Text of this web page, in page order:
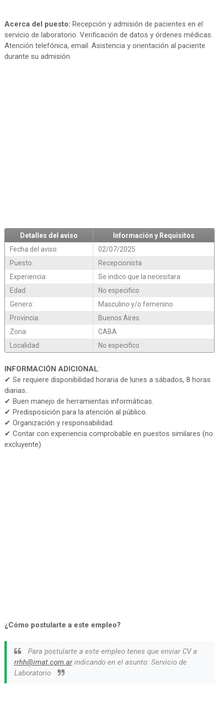
Acerca del puesto: Recepción y admisión de pacientes en el
servicio de laboratorio. Verificación de datos y órdenes médicas.
Atención telefónica, email. Asistencia y orientación al paciente
durante su admisión.
Detalles del aviso
Información y Requisitos
Fecha del aviso:
02/07/2025
Puesto:
Recepcionista
Experiencia:
Se indico que la necesitara
Edad:
No especifico
Genero:
Masculino y/o femenino
Provincia:
Buenos Aires
Zona:
CABA
Localidad:
No especifico
INFORMACIÓN ADICIONAL:
✔ Se requiere disponibilidad horaria de lunes a sábados, 8 horas
diarias..
✔ Buen manejo de herramientas informáticas.
✔ Predisposición para la atención al público.
✔ Organización y responsabilidad.
✔ Contar con experiencia comprobable en puestos similares (no
excluyente)
¿Cómo postularte a este empleo?
Para postularte a este empleo tenes que enviar CV a
rrhh@imat.com.arindicando en el asunto: Servicio de
Laboratorio